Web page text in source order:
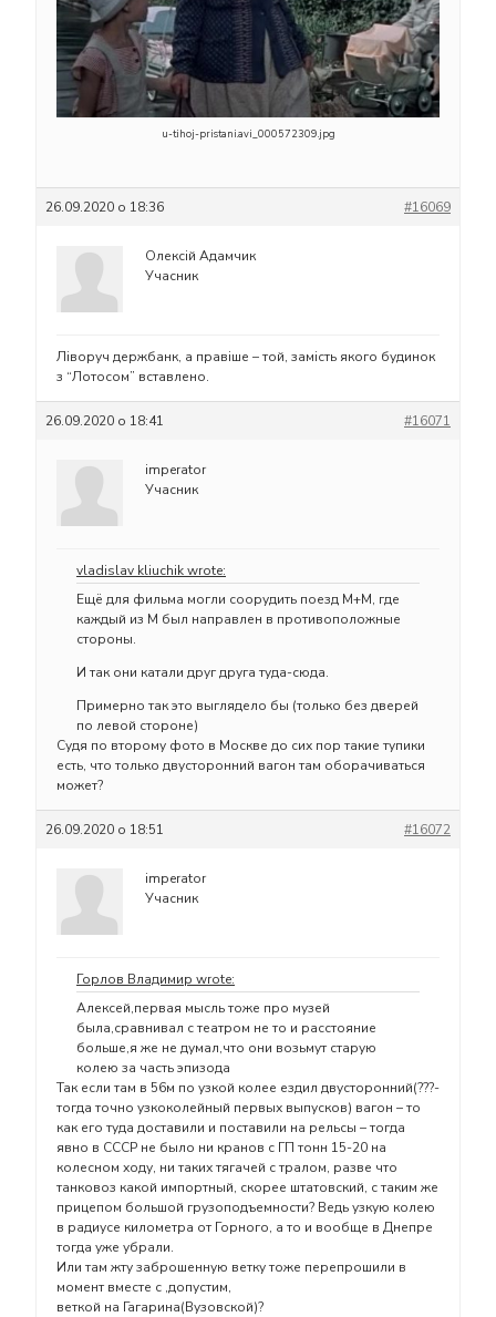
u-tihoj-pristani.avi_000572309.jpg
26.09.2020 о 18:36 #16069
Олексій Адамчик
Учасник
Ліворуч держбанк, а правіше – той, замість якого будинок
з “Лотосом” вставлено.
26.09.2020 о 18:41 #16071
imperator
Учасник
vladislav kliuchik wrote:
Ещё для фильма могли соорудить поезд М+М, где
каждый из М был направлен в противоположные
стороны.
И так они катали друг друга туда-сюда.
Примерно так это выглядело бы (только без дверей
по левой стороне)
Судя по второму фото в Москве до сих пор такие тупики
есть, что только двусторонний вагон там оборачиваться
может?
26.09.2020 о 18:51 #16072
imperator
Учасник
Горлов Владимир wrote:
Алексей,первая мысль тоже про музей
была,сравнивал с театром не то и расстояние
больше,я же не думал,что они возьмут старую
колею за часть эпизода
Так если там в 56м по узкой колее ездил двусторонний(???-
тогда точно узкоколейный первых выпусков) вагон – то
как его туда доставили и поставили на рельсы – тогда
явно в СССР не было ни кранов с ГП тонн 15-20 на
колесном ходу, ни таких тягачей с тралом, разве что
танковоз какой импортный, скорее штатовский, с таким же
прицепом большой грузоподъемности? Ведь узкую колею
в радиусе километра от Горного, а то и вообще в Днепре
тогда уже убрали.
Или там жту заброшенную ветку тоже перепрошили в
момент вместе с ,допустим,
веткой на Гагарина(Вузовской)?